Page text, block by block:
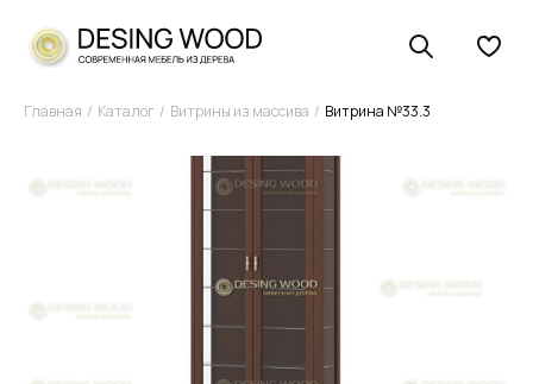
Главная Каталог Витрины из массива Витрина №33.3